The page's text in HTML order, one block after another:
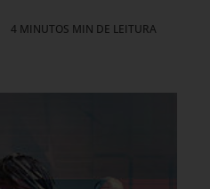
4 MINUTOS MIN DE LEITURA